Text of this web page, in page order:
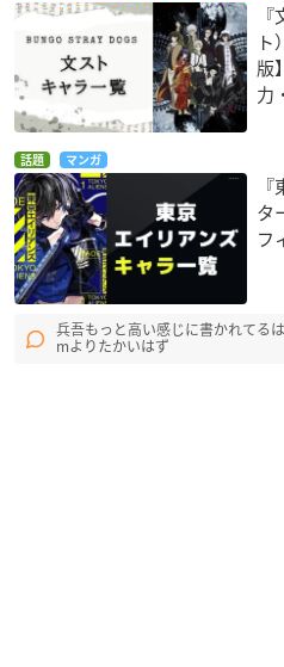
版
力
話題 マンガ
タ
フ
兵吾もっと高い感じに書かれてる
mよりたかいはず